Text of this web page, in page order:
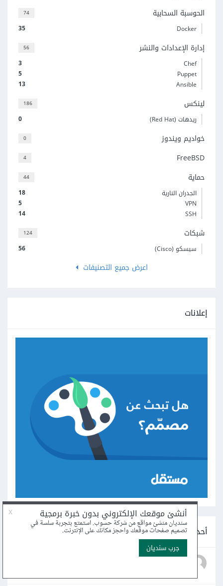
74 الحوسبة السحابية
35 Docker
56 إدارة الإعدادات والنشر
3
Chef
5
Puppet
13
Ansible
186 لينكس
0 ريدهات (Red Hat)
0 خواديم ويندوز
4 FreeBSD
44 حماية
18
الجدران النارية
5
VPN
14
SSH
124 شبكات
56 سيسكو (Cisco)
اعرض جميع التصنيفات
إعلانات
أحدث أسئلة DevOps
ما هي المشكلات الأمنية في الحوسبة السحابية؟